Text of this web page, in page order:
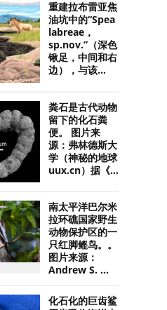
重建拉布雷亚焦
油坑中的“Spea
labreae，
sp.nov.”（深色
锹足，中间和右
边），与该...
粪石是古代动物
留下的化石粪
便。 图片来
源：弗林德斯大
学（神秘的地球
uux.cn）据《...
南太平洋巴尔米
拉环礁国家野生
动物保护区的一
只红脚鲣鸟。。
图片来源：
Andrew S. ...
化石化的巨齿鲨